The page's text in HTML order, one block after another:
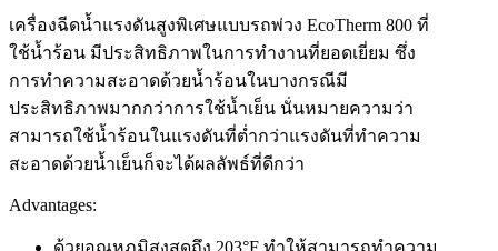
เครื่องฉีดน้ำแรงดันสูงพิเศษแบบรถพ่วง EcoTherm 800 ที่
ใช้น้ำร้อน มีประสิทธิภาพในการทำงานที่ยอดเยี่ยม ซึ่ง
การทำความสะอาดด้วยน้ำร้อนในบางกรณีมี
ประสิทธิภาพมากกว่าการใช้น้ำเย็น นั่นหมายความว่า
สามารถใช้น้ำร้อนในแรงดันที่ต่ำกว่าแรงดันที่ทำความ
สะอาดด้วยน้ำเย็นก็จะได้ผลลัพธ์ที่ดีกว่า
Advantages: